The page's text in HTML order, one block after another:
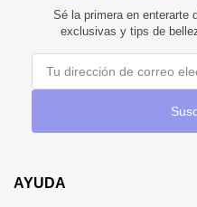
AYUDA
Sé la primera en enterarte
exclusivas y tips de